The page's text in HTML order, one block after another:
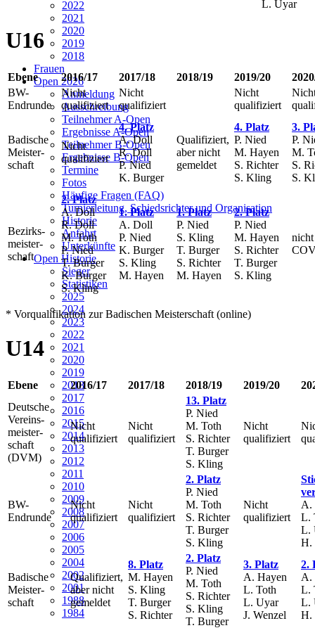
2022
2021
2020
2019
2018
Frauen
Open 2026
Anmeldung
Ausschreibung
Teilnehmer A-Open
Ergebnisse A-Open
Teilnehmer B-Open
Ergebnisse B-Open
Termine
Fotos
Häufige Fragen (FAQ)
Turnierleitung, Schiedsrichter und Organisation
Historie
Anfahrt
Unterkünfte
Open Historie
Sieger
Statistiken
2025
2024
2023
2022
2021
2020
2019
2018
2017
2016
2015
2014
2013
2012
2011
2010
2009
2008
2007
2006
2005
2004
2002
2001
1988
1984
L. Uyar
U16
Ebene 2016/17 2017/18 2018/19 2019/20
BW-
Endrunde
Nicht
qualifiziert
Nicht
qualifiziert
Nicht
qualifiziert
Badische
Meister-
schaft
Nicht
qualifiziert
4. Platz
A. Doll
R. Doll
P. Nied
K. Burger
Qualifiziert,
aber nicht
gemeldet
4. Platz
P. Nied
M. Hayen
S. Richter
S. Kling
3.
P.
M.
S.
S.
Bezirks-
meister-
schaft
2. Platz
A. Doll
R. Doll
M. Toth
P. Nied
T. Burger
K. Burger
S. Kling
1. Platz
A. Doll
P. Nied
K. Burger
S. Kling
M. Hayen
1. Platz
P. Nied
S. Kling
T. Burger
S. Richter
M. Hayen
2. Platz
P. Nied
M. Hayen
S. Richter
T. Burger
S. Kling
nicht
* Vorqualifikation zur Badischen Meisterschaft (online)
U14
Ebene 2016/17 2017/18 2018/19 2019/20
Deutsche
Vereins-
meister-
schaft
(DVM)
Nicht
qualifiziert
Nicht
qualifiziert
13. Platz
P. Nied
M. Toth
S. Richter
T. Burger
S. Kling
Nicht
qualifiziert
BW-
Endrunde
Nicht
qualifiziert
Nicht
qualifiziert
2. Platz
P. Nied
M. Toth
S. Richter
T. Burger
S. Kling
Nicht
qualifiziert
A.
L.
L.
H.
Badische
Meister-
schaft
Qualifiziert,
aber nicht
gemeldet
8. Platz
M. Hayen
S. Kling
T. Burger
S. Richter
2. Platz
P. Nied
M. Toth
S. Richter
S. Kling
T. Burger
3. Platz
A. Hayen
L. Toth
L. Uyar
J. Wenzel
2.
A.
L.
L.
H.